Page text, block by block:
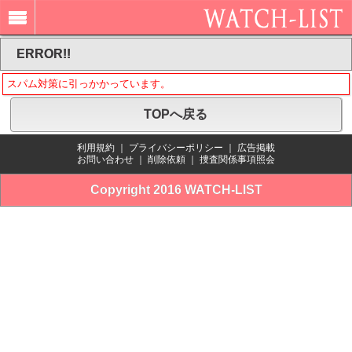
ERROR!!
スパム対策に引っかかっています。
TOPへ戻る
利用規約 プライバシーポリシー
広告掲載
お問い合わせ
削除依頼 捜査関係事項照会
Copyright 2016 WATCH-LIST